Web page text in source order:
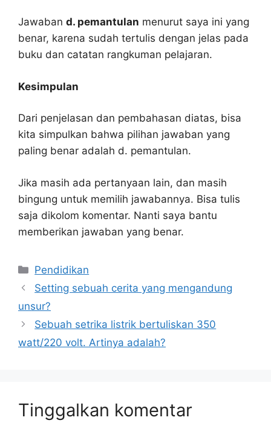
Jawaban d. pemantulan menurut saya ini yang
benar, karena sudah tertulis dengan jelas pada
buku dan catatan rangkuman pelajaran.
Kesimpulan
Dari penjelasan dan pembahasan diatas, bisa
kita simpulkan bahwa pilihan jawaban yang
paling benar adalah d. pemantulan.
Jika masih ada pertanyaan lain, dan masih
bingung untuk memilih jawabannya. Bisa tulis
saja dikolom komentar. Nanti saya bantu
memberikan jawaban yang benar.
Kategori
Pendidikan
Setting sebuah cerita yang mengandung
unsur?
Sebuah setrika listrik bertuliskan 350
watt/220 volt. Artinya adalah?
Tinggalkan komentar